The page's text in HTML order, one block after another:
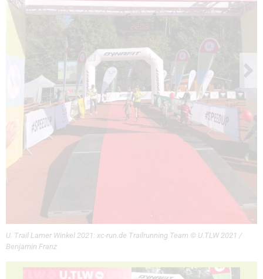
U. Trail Lamer Winkel 2021: xc-run.de Trailrunning Team © U.TLW 2021 /
Benjamin Franz